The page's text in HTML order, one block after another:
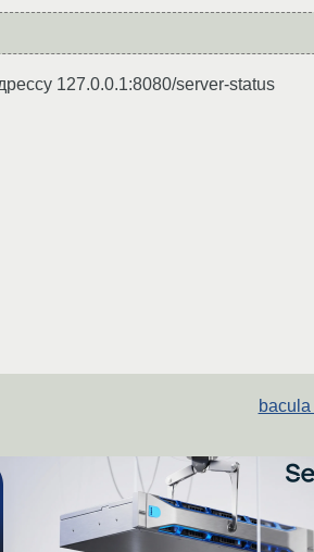
127.0.0.1:8080/server-status